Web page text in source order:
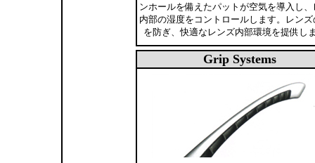
ンホールを備えたパットが空気を導入し、
内部の湿度をコントロールします。レンズ
を防ぎ、快適なレンズ内部環境を提供し
Grip Systems